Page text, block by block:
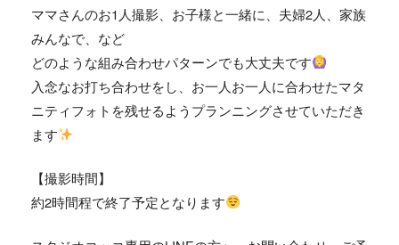
ママさんのお1人撮影、お子様と一緒に、夫婦2人、家族
みんなで、など
どのような組み合わせパターンでも大丈夫です
入念なお打ち合わせをし、お一人お一人に合わせたマタ
ニティフォトを残せるようプランニングさせていただき
ます
【撮影時間】
約2時間程で終了予定となります